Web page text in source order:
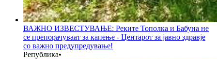
ВАЖНО ИЗВЕСТУВАЊЕ: Реките Тополка и Бабуна не
се препорачуваат за капење - Центарот за јавно здравје
со важно предупредување!
Република•